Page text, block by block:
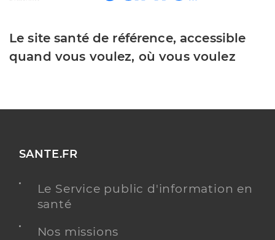
Le site santé de référence, accessible
quand vous voulez, où vous voulez
SANTE.FR
Le Service public d'information en
santé
Nos missions